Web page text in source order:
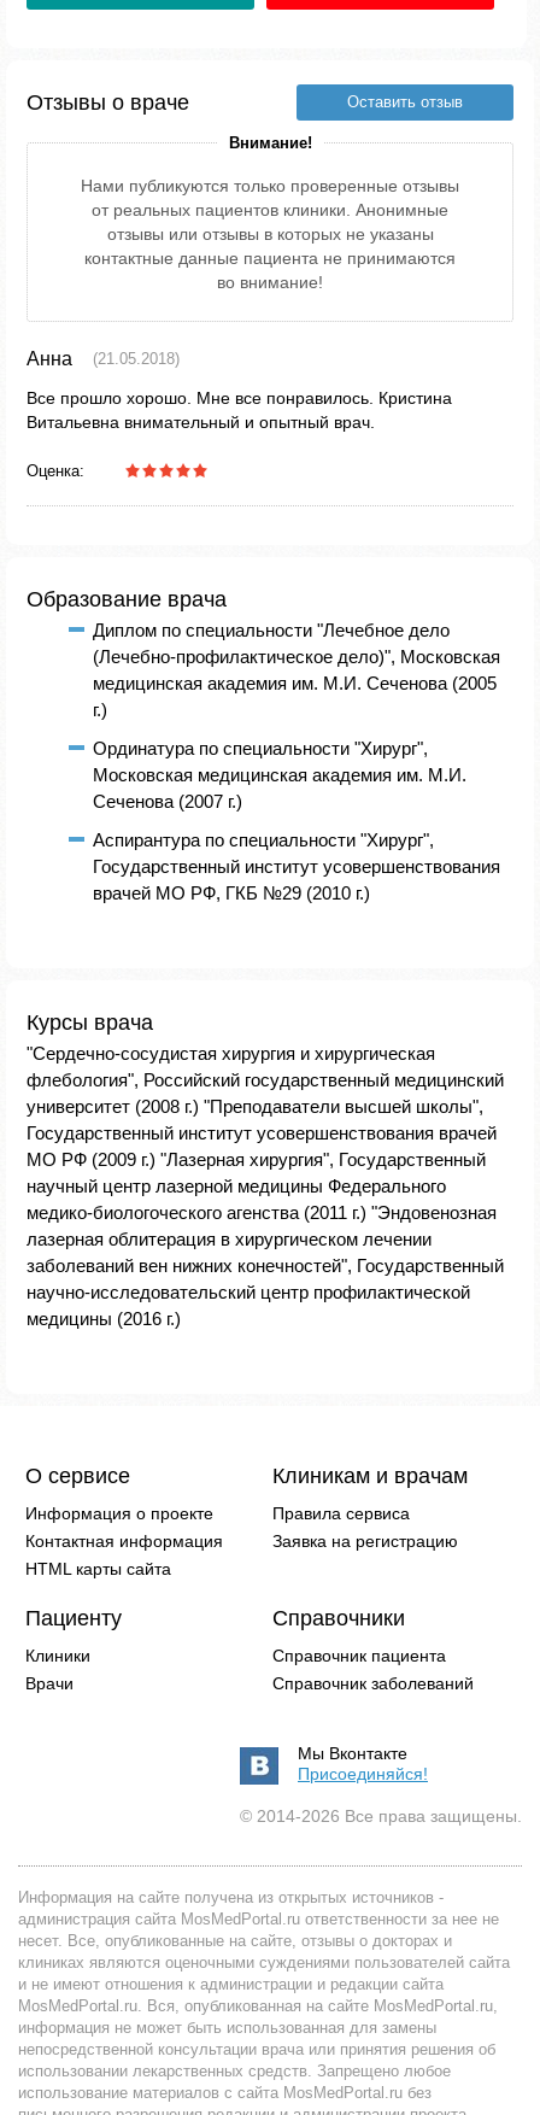
Отзывы о враче Оставить отзыв
Внимание!
Нами публикуются только проверенные отзывы
от реальных пациентов клиники. Анонимные
отзывы или отзывы в которых не указаны
контактные данные пациента не принимаются
во внимание!
Анна (21.05.2018)
Все прошло хорошо. Мне все понравилось. Кристина
Витальевна внимательный и опытный врач.
Оценка:
Образование врача
Диплом по специальности "Лечебное дело
(Лечебно-профилактическое дело)", Московская
медицинская академия им. М.И. Сеченова (2005
г.)
Ординатура по специальности "Хирург",
Московская медицинская академия им. М.И.
Сеченова (2007 г.)
Аспирантура по специальности "Хирург",
Государственный институт усовершенствования
врачей МО РФ, ГКБ №29 (2010 г.)
Курсы врача
"Сердечно-сосудистая хирургия и хирургическая
флебология", Российский государственный медицинский
университет (2008 г.) "Преподаватели высшей школы",
Государственный институт усовершенствования врачей
МО РФ (2009 г.) "Лазерная хирургия", Государственный
научный центр лазерной медицины Федерального
медико-биологоческого агенства (2011 г.) "Эндовенозная
лазерная облитерация в хирургическом лечении
заболеваний вен нижних конечностей", Государственный
научно-исследовательский центр профилактической
медицины (2016 г.)
О сервисе
Информация о проекте
Контактная информация
HTML карты сайта
Клиникам и врачам
Правила сервиса
Заявка на регистрацию
Пациенту
Клиники
Врачи
Справочники
Справочник пациента
Справочник заболеваний
Мы Вконтакте
Присоединяйся!
© 2014-2026 Все права защищены.
Информация на сайте получена из открытых источников -
администрация сайта MosMedPortal.ru ответственности за нее не
несет. Все, опубликованные на сайте, отзывы о докторах и
клиниках являются оценочными суждениями пользователей сайта
и не имеют отношения к администрации и редакции сайта
MosMedPortal.ru. Вся, опубликованная на сайте MosMedPortal.ru,
информация не может быть использованная для замены
непосредственной консультации врача или принятия решения об
использовании лекарственных средств. Запрещено любое
использование материалов с сайта MosMedPortal.ru без